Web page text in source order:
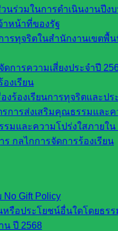
นร่วมในการดำเนินงานปีง
าหน้าที่ของรัฐ
ารทุจริตในสำนักงานเขตพื้
ดการความเสี่ยงประจำปี
องเรียน
งร้องเรียนการทุจริตและป
การส่งเสริมคุณธรรมและ
มและความโปร่งใสภายใน
กลไกการจัดการร้องเรียน
Gift Policy
รือประโยชน์อื่นใดโดยธรร
น ปี 2568